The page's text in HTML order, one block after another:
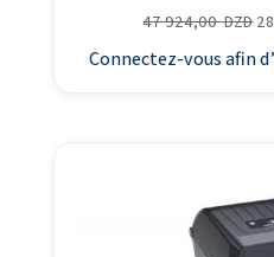
47 924,00DZDLe
Connectez-vous afin